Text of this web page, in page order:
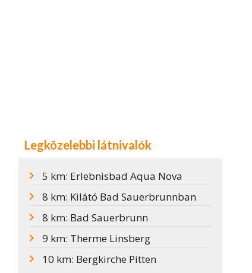
Legközelebbi látnivalók
5 km: Erlebnisbad Aqua Nova
8 km: Kilátó Bad Sauerbrunnban
8 km: Bad Sauerbrunn
9 km: Therme Linsberg
10 km: Bergkirche Pitten